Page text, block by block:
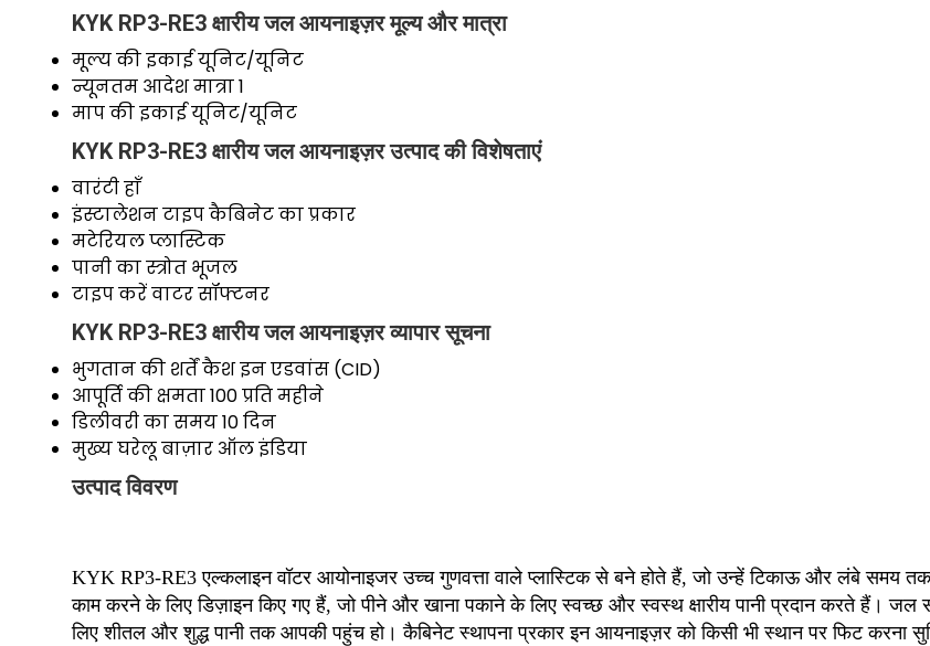
KYK RP3-RE3 क्षारीय जल आयनाइज़र मूल्य और मात्रा
मूल्य की इकाईयूनिट/यूनिट
न्यूनतम आदेश मात्रा1
माप की इकाईयूनिट/यूनिट
KYK RP3-RE3 क्षारीय जल आयनाइज़र उत्पाद की विशेषताएं
वारंटीहाँ
इंस्टालेशन टाइपकैबिनेट का प्रकार
मटेरियलप्लास्टिक
पानी का स्त्रोत भूजल
टाइप करेंवाटर सॉफ्टनर
KYK RP3-RE3 क्षारीय जल आयनाइज़र व्यापार सूचना
भुगतान की शर्तेंकैश इन एडवांस (CID)
आपूर्ति की क्षमता100 प्रति महीने
डिलीवरी का समय10 दिन
मुख्य घरेलू बाज़ार ऑल इंडिया
उत्पाद विवरण
KYK RP3-RE3 एल्कलाइन वॉटर आयोनाइजर उच्च गुणवत्ता वाले प्लास्टिक से बने होते हैं, जो उन्हें टिकाऊ और लंबे समय
काम करने के लिए डिज़ाइन किए गए हैं, जो पीने और खाना पकाने के लिए स्वच्छ और स्वस्थ क्षारीय पानी प्रदान करते हैं।
लिए शीतल और शुद्ध पानी तक आपकी पहुंच हो। कैबिनेट स्थापना प्रकार इन आयनाइज़र को किसी भी स्थान पर फिट